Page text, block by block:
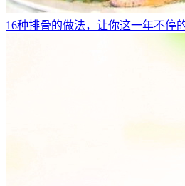
16种排骨的做法，让你这一年不停